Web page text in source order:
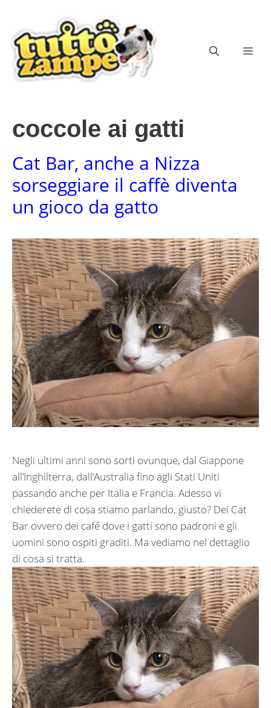
contenuto
coccole ai gatti
Cat Bar, anche a Nizza
sorseggiare il caffè diventa
un gioco da gatto
Negli ultimi anni sono sorti ovunque, dal Giappone
all’Inghilterra, dall’Australia fino agli Stati Uniti
passando anche per Italia e Francia. Adesso vi
chiederete di cosa stiamo parlando, giusto? Dei Cat
Bar ovvero dei café dove i gatti sono padroni e gli
uomini sono ospiti graditi. Ma vediamo nel dettaglio
di cosa si tratta.